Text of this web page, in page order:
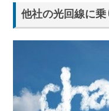
他社の光回線に乗